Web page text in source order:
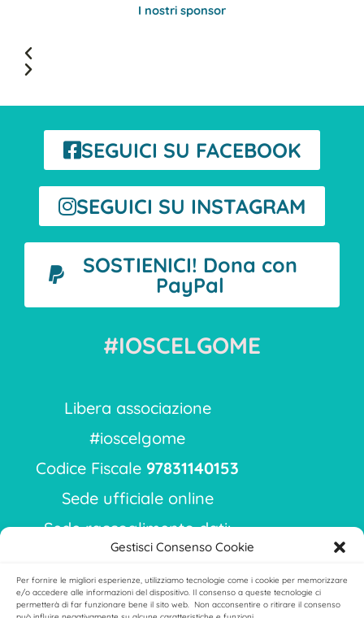
Gestisci Consenso Cookie
Per fornire le migliori esperienze, utilizziamo tecnologie come i cookie per memorizzare
e/o accedere alle informazioni del dispositivo. Il consenso a queste tecnologie ci
permetterà di far funzionare bene il sito web. Non acconsentire o ritirare il consenso
I nostri sponsor
SEGUICI SU FACEBOOK
SEGUICI SU INSTAGRAM
SOSTIENICI! Dona con
PayPal
#IOSCELGOME
Libera associazione
#ioscelgome
Codice Fiscale 97831140153
Sede ufficiale online
Sede raccoglimento dati:
via Ippodromo 9
Milano 20151